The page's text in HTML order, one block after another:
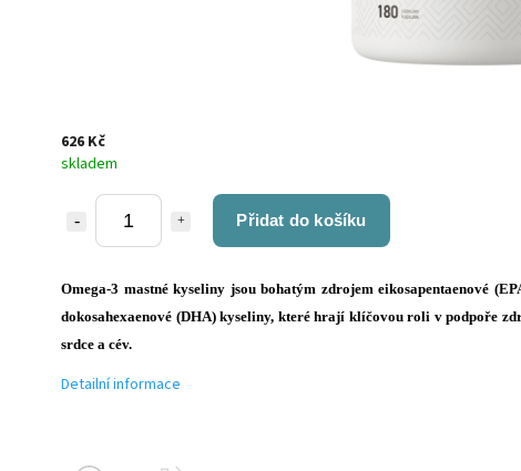
626 Kč
skladem
Přidat do košíku
Omega-3 mastné kyseliny jsou bohatým zdrojem eikosapentaenové
dokosahexaenové (DHA) kyseliny, které hrají klíčovou roli v podpoře
srdce a cév.
Detailní informace